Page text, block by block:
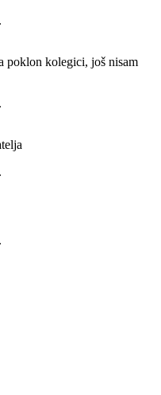
poklon kolegici, još nisam